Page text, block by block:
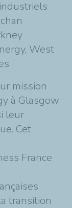
West
mission
à Glasgow
leur
Cet
France
transition